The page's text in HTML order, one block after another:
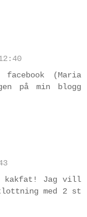
(Maria
på min blogg
kakfat! Jag vill
med 2 st